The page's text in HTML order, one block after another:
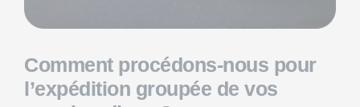
Comment procédons-nous pour
l’expédition groupée de vos